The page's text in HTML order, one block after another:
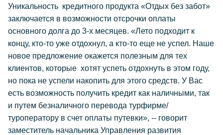
Уникальность кредитного продукта «Отдых без забот»
заключается в возможности отсрочки оплаты
основного долга до 3-х месяцев. «Лето подходит к
концу, кто-то уже отдохнул, а кто-то еще не успел. Наше
новое предложение окажется полезным для тех
клиентов, которые хотят успеть отдохнуть в этом году,
но пока не успели накопить для этого средств. У Вас
есть возможность получить кредит как наличными, так
и путем безналичного перевода турфирме/
туроператору в счет оплаты путевки», -- говорит
заместитель начальника Управления развития